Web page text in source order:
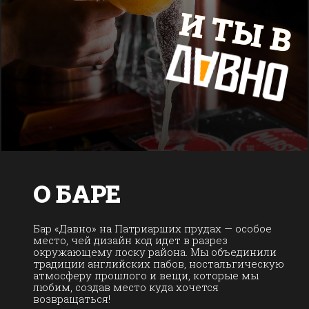
И ТЫ В
О БАРЕ
Бар «Давно» на Патриарших прудах — особое
место, чей дизайн код идет в разрез
окружающему лоску района. Мы объединили
традиции английских пабов, ностальгическую
атмосферу прошлого и вещи, которые мы
любим, создав место куда хочется
возвращаться!